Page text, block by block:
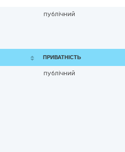
публічний
ПРИВАТНІСТЬ
публічний